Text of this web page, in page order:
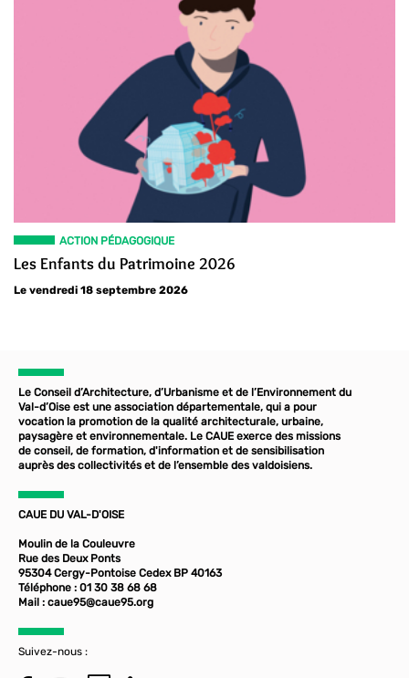
ACTION PÉDAGOGIQUE
Les Enfants du Patrimoine 2026
Le vendredi 18 septembre 2026
Le Conseil d’Architecture, d’Urbanisme et de l’Environnement du
Val-d’Oise est une association départementale, qui a pour
vocation la promotion de la qualité architecturale, urbaine,
paysagère et environnementale. Le CAUE exerce des missions
de conseil, de formation, d'information et de sensibilisation
auprès des collectivités et de l’ensemble des valdoisiens.
CAUE DU VAL-D'OISE
Moulin de la Couleuvre
Rue des Deux Ponts
95304 Cergy-Pontoise Cedex BP 40163
Téléphone : 01 30 38 68 68
Mail : caue95@caue95.org
Suivez-nous :